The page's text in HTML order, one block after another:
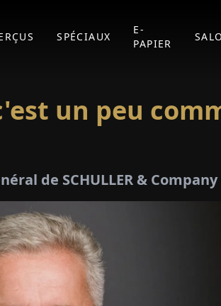
SPÉCIAUX
E-
PAPIER
un peu
de SCHULLER & Company